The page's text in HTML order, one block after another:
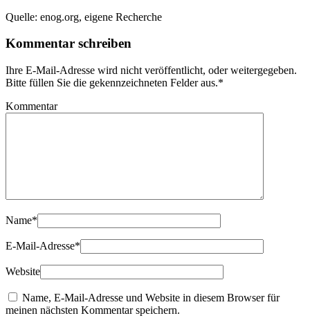
Quelle: enog.org, eigene Recherche
Kommentar schreiben
Ihre E-Mail-Adresse wird nicht veröffentlicht, oder weitergegeben.
Bitte füllen Sie die gekennzeichneten Felder aus.*
Kommentar
Name*
E-Mail-Adresse*
Website
Name, E-Mail-Adresse und Website in diesem Browser für
meinen nächsten Kommentar speichern.